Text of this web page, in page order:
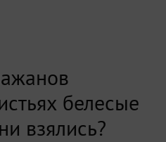
белесые
взялись?